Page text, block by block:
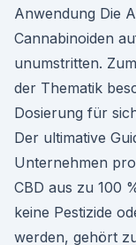
Anwendung Die
Cannabinoiden
unumstritten.
der Thematik
Dosierung für
Der ultimative
Unternehmen
CBD aus zu 100
keine Pestizide
werden, gehört